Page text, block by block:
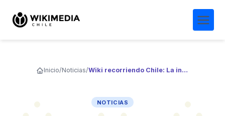
Inicio/Noticias/ Wiki recorriendo Chile: La iniciativa que busca llevar el conocimiento abierto a todo el país
NOTICIAS